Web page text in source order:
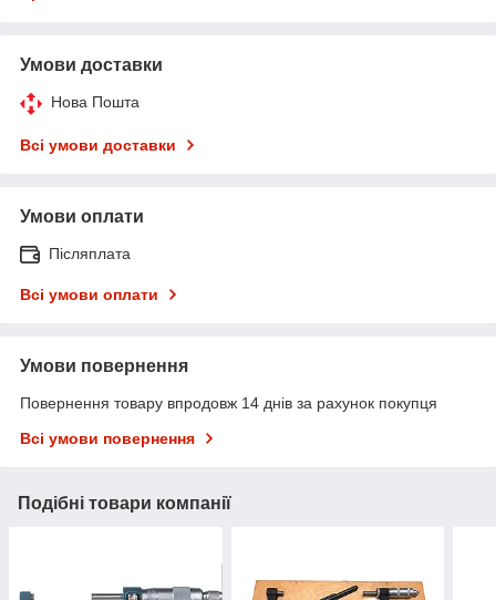
Умови доставки
Нова Пошта
Всі умови доставки
Умови оплати
Післяплата
Всі умови оплати
Умови повернення
Повернення товару впродовж 14 днів за рахунок покупця
Всі умови повернення
Подібні товари компанії